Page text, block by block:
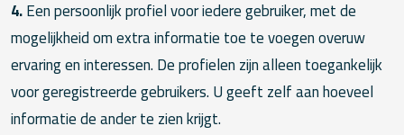
4.Een persoonlijk profiel voor iedere gebruiker, met de
mogelijkheid om extra informatie toe te voegen overuw
ervaring en interessen. De profielen zijn alleen toegankelijk
voor geregistreerde gebruikers. U geeft zelf aan hoeveel
informatie de ander te zien krijgt.